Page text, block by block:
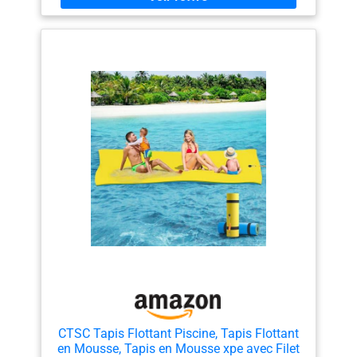
résistance élevée à la déchirure, aucune absorption
d'eau et aucune déformation. Le matériau sûr et souple
design de lit flottant enroulable sur lui-même, une fois
déroulé, vous permet de soutenir votre tête. Vous
pouvez vous allonger confortablement dessus pour
prendre un bain de soleil et évacuer le stress. Cela
apportera de plaisir avec votre famille ou vos amis.
【Facile à ancrer et à nettoyer】Vous pouvez utiliser le
cordon élastique de 1,52 m pour attacher le tapis
flottant à un objet fixe pour l'empêcher de dériver. La
surface lisse vous rafraîchit davantage. Et il est facile à
nettoyer avec du savon et de l'eau pour maintenir des
couleurs vives. 【Rangement facile】2 sangles de
rangement sont fournies pour aider à sécuriser le tapis
détériore et ne perde sa couleur en raison d'une
exposition prolongée à la lumière du soleil.
CTSC Tapis Flottant Piscine, Tapis Flottant
en Mousse, Tapis en Mousse xpe avec Filet